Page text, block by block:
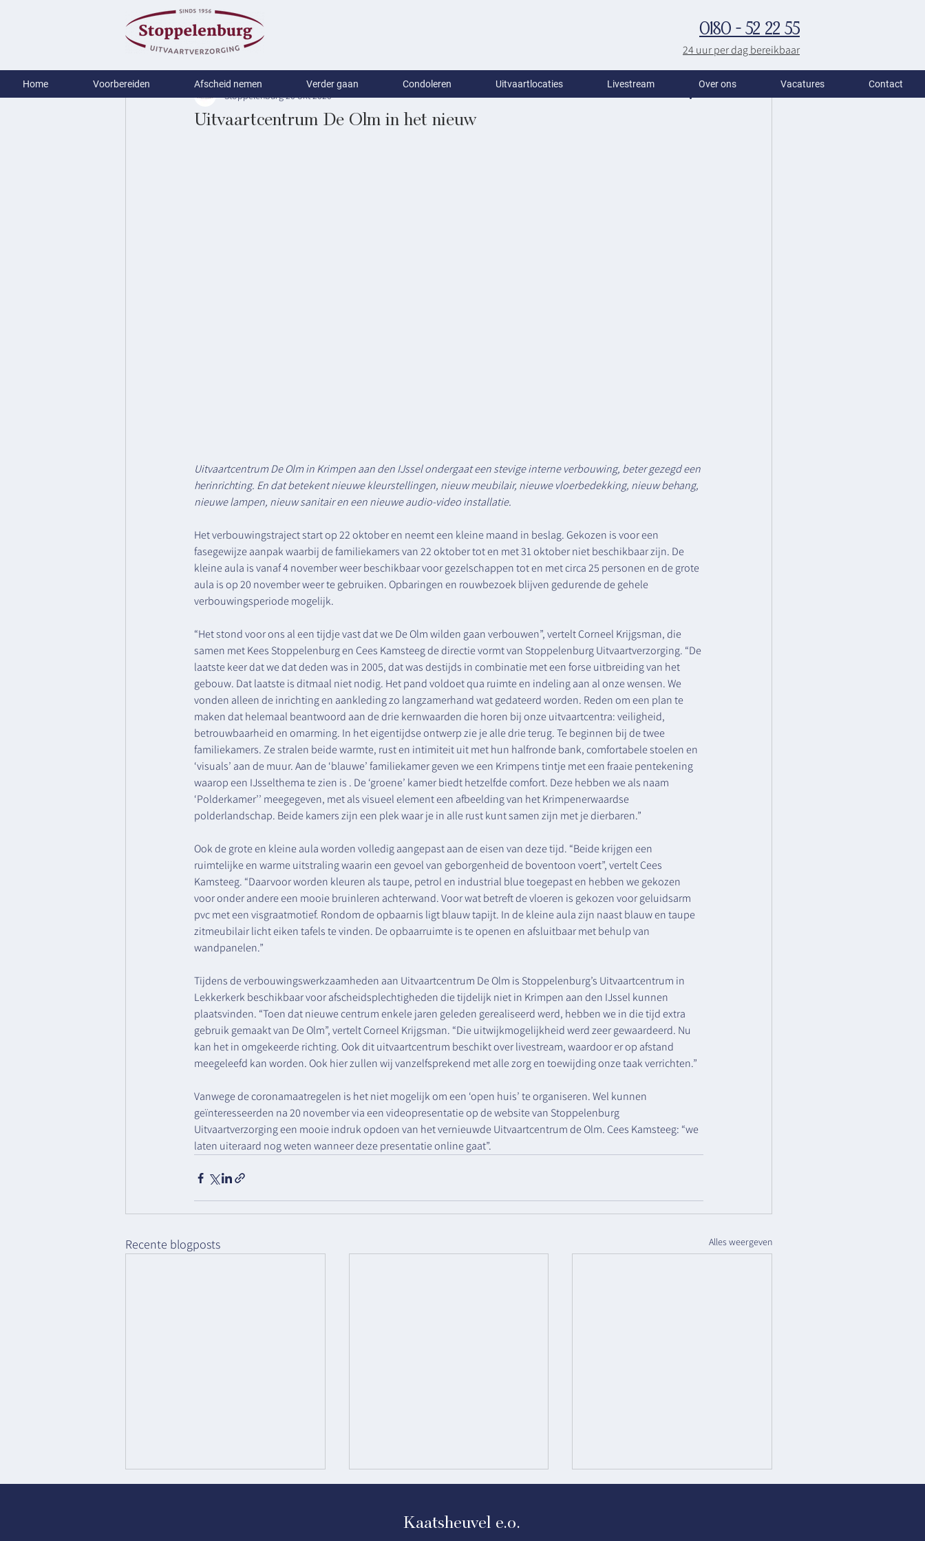
0180 - 52 22 55
24 uur per dag bereikbaar
Uitvaartcentrum De Olm in het nieuw
Stoppelenburg20 okt 2020
Uitvaartcentrum De Olm in Krimpen aan den IJssel ondergaat een stevige interne verbouwing, beter gezegd een
herinrichting. En dat betekent nieuwe kleurstellingen, nieuw meubilair, nieuwe vloerbedekking, nieuw behang,
nieuwe lampen, nieuw sanitair en een nieuwe audio-video installatie.
Het verbouwingstraject start op 22 oktober en neemt een kleine maand in beslag. Gekozen is voor een
fasegewijze aanpak waarbij de familiekamers van 22 oktober tot en met 31 oktober niet beschikbaar zijn. De
kleine aula is vanaf 4 november weer beschikbaar voor gezelschappen tot en met circa 25 personen en de grote
aula is op 20 november weer te gebruiken. Opbaringen en rouwbezoek blijven gedurende de gehele
verbouwingsperiode mogelijk.
“Het stond voor ons al een tijdje vast dat we De Olm wilden gaan verbouwen”, vertelt Corneel Krijgsman, die
samen met Kees Stoppelenburg en Cees Kamsteeg de directie vormt van Stoppelenburg Uitvaartverzorging. “De
laatste keer dat we dat deden was in 2005, dat was destijds in combinatie met een forse uitbreiding van het
gebouw. Dat laatste is ditmaal niet nodig. Het pand voldoet qua ruimte en indeling aan al onze wensen. We
vonden alleen de inrichting en aankleding zo langzamerhand wat gedateerd worden. Reden om een plan te
maken dat helemaal beantwoord aan de drie kernwaarden die horen bij onze uitvaartcentra: veiligheid,
betrouwbaarheid en omarming. In het eigentijdse ontwerp zie je alle drie terug. Te beginnen bij de twee
familiekamers. Ze stralen beide warmte, rust en intimiteit uit met hun halfronde bank, comfortabele stoelen en
‘visuals’ aan de muur. Aan de ‘blauwe’ familiekamer geven we een Krimpens tintje met een fraaie pentekening
waarop een IJsselthema te zien is . De ‘groene’ kamer biedt hetzelfde comfort. Deze hebben we als naam
‘Polderkamer’’ meegegeven, met als visueel element een afbeelding van het Krimpenerwaardse
polderlandschap. Beide kamers zijn een plek waar je in alle rust kunt samen zijn met je dierbaren.”
Ook de grote en kleine aula worden volledig aangepast aan de eisen van deze tijd. “Beide krijgen een
ruimtelijke en warme uitstraling waarin een gevoel van geborgenheid de boventoon voert”, vertelt Cees
Kamsteeg. “Daarvoor worden kleuren als taupe, petrol en industrial blue toegepast en hebben we gekozen
voor onder andere een mooie bruinleren achterwand. Voor wat betreft de vloeren is gekozen voor geluidsarm
pvc met een visgraatmotief. Rondom de opbaarnis ligt blauw tapijt. In de kleine aula zijn naast blauw en taupe
zitmeubilair licht eiken tafels te vinden. De opbaarruimte is te openen en afsluitbaar met behulp van
wandpanelen.”
Tijdens de verbouwingswerkzaamheden aan Uitvaartcentrum De Olm is Stoppelenburg’s Uitvaartcentrum in
Lekkerkerk beschikbaar voor afscheidsplechtigheden die tijdelijk niet in Krimpen aan den IJssel kunnen
plaatsvinden. “Toen dat nieuwe centrum enkele jaren geleden gerealiseerd werd, hebben we in die tijd extra
gebruik gemaakt van De Olm”, vertelt Corneel Krijgsman. “Die uitwijkmogelijkheid werd zeer gewaardeerd. Nu
kan het in omgekeerde richting. Ook dit uitvaartcentrum beschikt over livestream, waardoor er op afstand
meegeleefd kan worden. Ook hier zullen wij vanzelfsprekend met alle zorg en toewijding onze taak verrichten.”
Vanwege de coronamaatregelen is het niet mogelijk om een ‘open huis’ te organiseren. Wel kunnen
geïnteresseerden na 20 november via een videopresentatie op de website van Stoppelenburg
Uitvaartverzorging een mooie indruk opdoen van het vernieuwde Uitvaartcentrum de Olm. Cees Kamsteeg: “we
laten uiteraard nog weten wanneer deze presentatie online gaat”.
Recente blogposts Alles weergeven
Home Voorbereiden Afscheid nemen Verder gaan Condoleren Uitvaartlocaties Livestream Over ons Vacatures Contact
Kaatsheuvel e.o.